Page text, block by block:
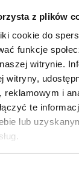
z plików
cookie do
funkcje
witrynie.
witryny,
reklamowym i
te
lub
od
z wysoką
i sporadycznie
może zalecić
celu